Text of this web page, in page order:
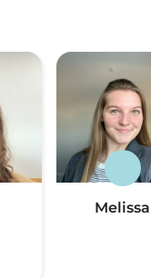
Melissa